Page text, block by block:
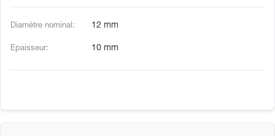
12 mm
10 mm